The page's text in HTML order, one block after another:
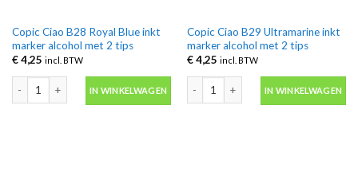
Copic Ciao B28 Royal Blue inkt
marker alcohol met 2 tips
€4,25 incl. BTW
Copic Ciao B28 Royal Blue inkt marker alcohol met 2 tips aantal
IN WINKELWAGEN
Copic Ciao B29 Ultramarine inkt
marker alcohol met 2 tips
€4,25 incl. BTW
Copic Ciao B29 Ultramarine inkt
IN WINKELWAGEN